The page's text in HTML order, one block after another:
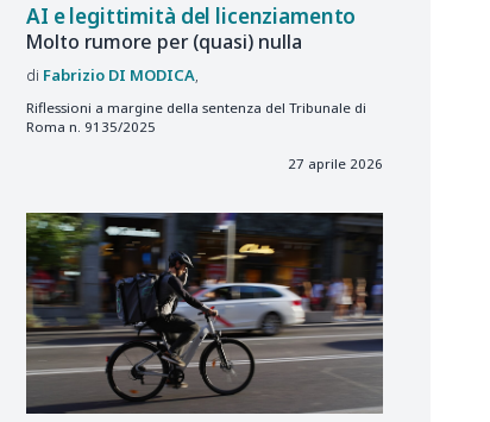
AI e legittimità del licenziamento
Molto rumore per (quasi) nulla
Fabrizio DI MODICA
Riflessioni a margine della sentenza del Tribunale di
Roma n. 9135/2025
27 aprile 2026